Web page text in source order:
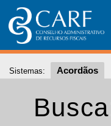
Sistemas: Acordãos